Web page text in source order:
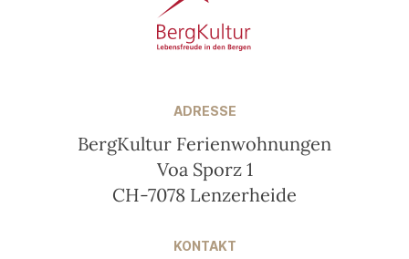
ADRESSE
BergKultur Ferienwohnungen
Voa Sporz 1
CH-7078 Lenzerheide
KONTAKT